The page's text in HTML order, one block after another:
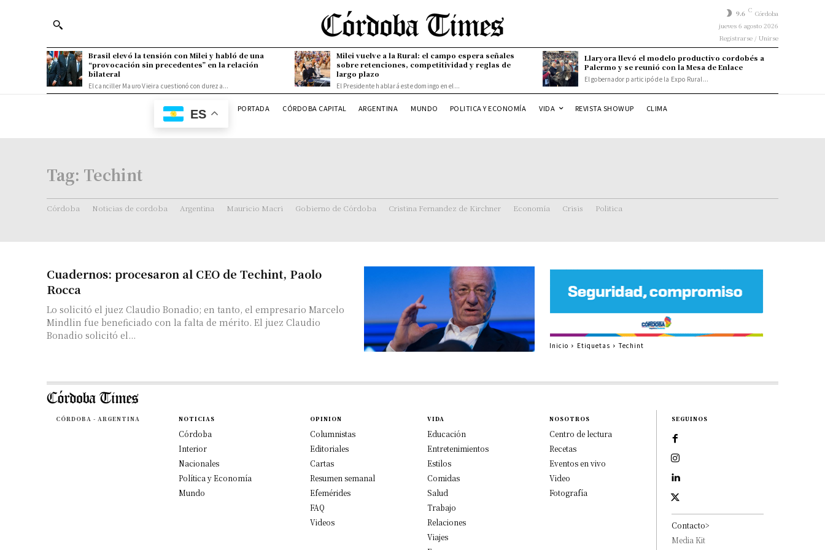
9.6 C Córdoba
jueves 6 agosto 2026
Registrarse / Unirse
Brasil elevó la tensión con Milei y habló de una
“provocación sin precedentes” en la relación
bilateral
El canciller Mauro Vieira cuestionó con dureza...
Milei vuelve a la Rural: el campo espera señales
sobre retenciones, competitividad y reglas de
largo plazo
El Presidente hablará este domingo en el...
Llaryora llevó el modelo productivo cordobés a
Palermo y se reunió con la Mesa de Enlace
El gobernador participó de la Expo Rural...
ES PORTADA CÓRDOBA CAPITAL ARGENTINA MUNDO POLITICA Y ECONOMÍA VIDA REVISTA SHOWUP CLIMA
Tag: Techint
Córdoba Noticias de cordoba Argentina Mauricio Macri Gobierno de Córdoba Cristina Fernandez de Kirchner Economía Crisis Politica
Cuadernos: procesaron al CEO de Techint, Paolo
Rocca
Lo solicitó el juez Claudio Bonadio; en tanto, el empresario Marcelo
Mindlin fue beneficiado con la falta de mérito. El juez Claudio
Bonadio solicitó el...
Inicio Etiquetas Techint
CÓRDOBA - ARGENTINA NOTICIAS
Córdoba
Interior
Nacionales
Política y Economía
Mundo
OPINION
Columnistas
Editoriales
Cartas
Resumen semanal
Efemérides
FAQ
Videos
VIDA
Educación
Entretenimientos
Estilos
Comidas
Salud
Trabajo
Relaciones
Viajes
NOSOTROS
Centro de lectura
Recetas
Eventos en vivo
Video
Fotografía
SEGUINOS
Contacto>
Media Kit